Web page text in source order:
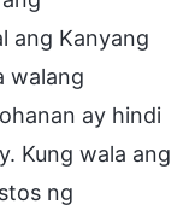
ang Kanyang
walang
ay hindi
Kung wala ang
ng